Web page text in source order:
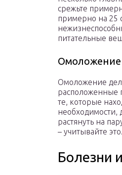
срежьте
примерно на 25
питательные
Омоложение
Омоложение
расположенные
те, которые
необходимости,
растянуть на
– учитывайте это.
Болезни